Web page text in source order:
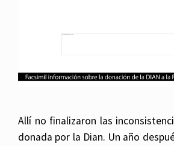
Allí no finalizaron las
donada por la Dian. Un año